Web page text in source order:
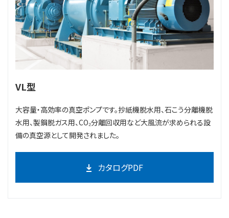
VL型
大容量・高効率の真空ポンプです。抄紙機脱水用、石こう分離機脱
水用、製鋼脱ガス用、CO₂分離回収用など大風流が求められる設
備の真空源として開発されました。
カタログPDF